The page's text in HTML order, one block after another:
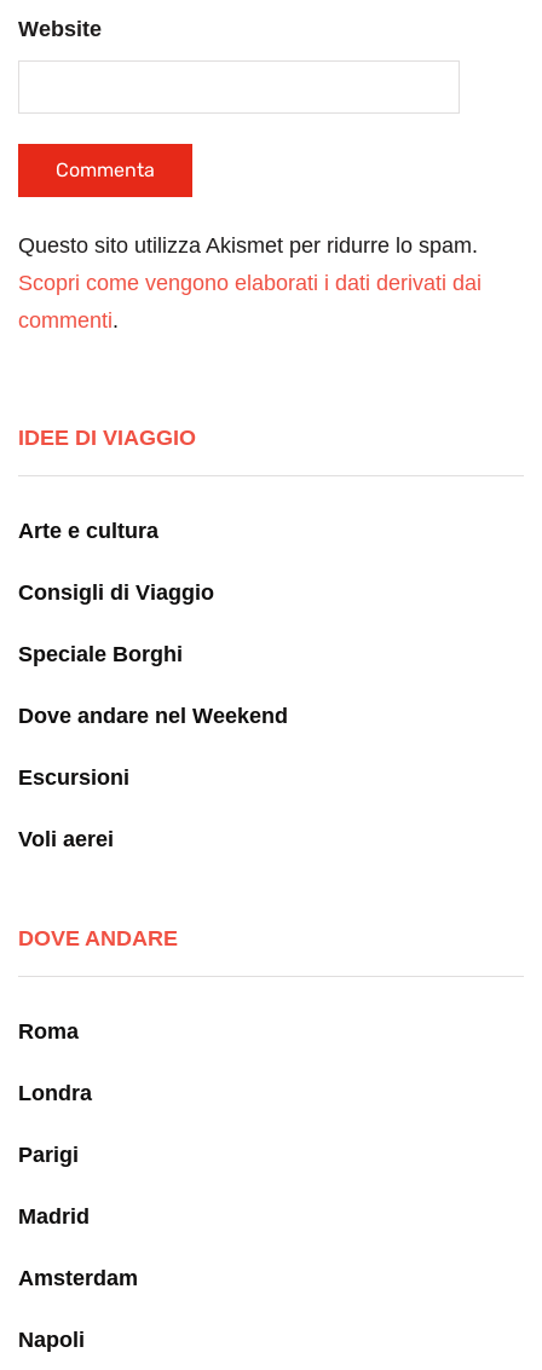
Website
Questo sito utilizza Akismet per ridurre lo spam.
Scopri come vengono elaborati i dati derivati dai
commenti.
IDEE DI VIAGGIO
Arte e cultura
Consigli di Viaggio
Speciale Borghi
Dove andare nel Weekend
Escursioni
Voli aerei
DOVE ANDARE
Roma
Londra
Parigi
Madrid
Amsterdam
Napoli